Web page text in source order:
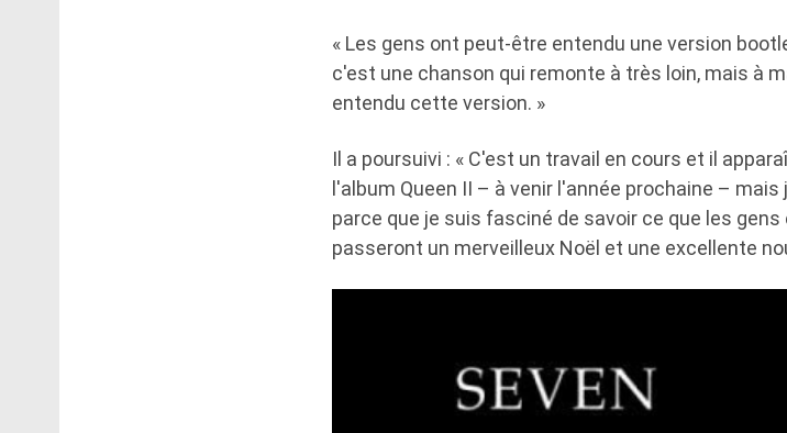
« Les gens ont peut-être entendu une version
c'est une chanson qui remonte à très loin, mais à
entendu cette version. »
Il a poursuivi : « C'est un travail en cours et il
l'album Queen II – à venir l'année prochaine –
parce que je suis fasciné de savoir ce que les
passeront un merveilleux Noël et une excellente